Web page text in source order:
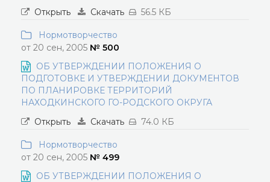
Открыть
Скачать 56.5 КБ
Нормотворчество
от 20 сен, 2005 № 500
ОБ УТВЕРЖДЕНИИ ПОЛОЖЕНИЯ О
ПОДГОТОВКЕ И УТВЕРЖДЕНИИ ДОКУМЕНТОВ
ПО ПЛАНИРОВКЕ ТЕРРИТОРИЙ
НАХОДКИНСКОГО ГО-РОДСКОГО ОКРУГА
Открыть
Скачать 74.0 КБ
Нормотворчество
от 20 сен, 2005 № 499
ОБ УТВЕРЖДЕНИИ ПОЛОЖЕНИЯ О